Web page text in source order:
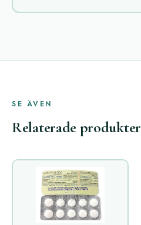
SE ÄVEN
Relaterade produkter